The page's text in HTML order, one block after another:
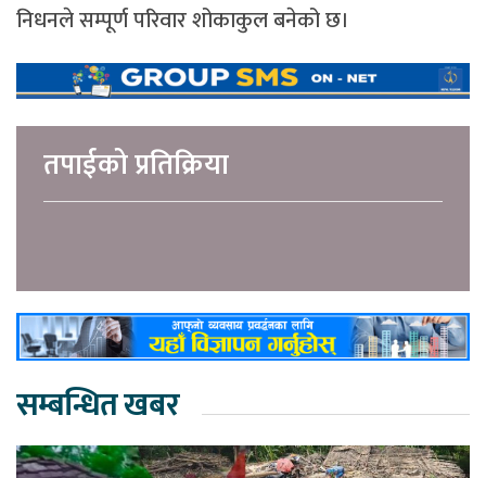
निधनले सम्पूर्ण परिवार शोकाकुल बनेको छ।
तपाईको प्रतिक्रिया
सम्बन्धित खबर